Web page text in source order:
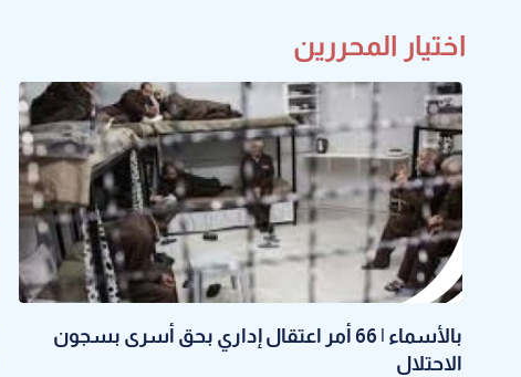
اختيار المحررين
بالأسماء | 66 أمر اعتقال إداري بحق أسرى بسجون
الاحتلال